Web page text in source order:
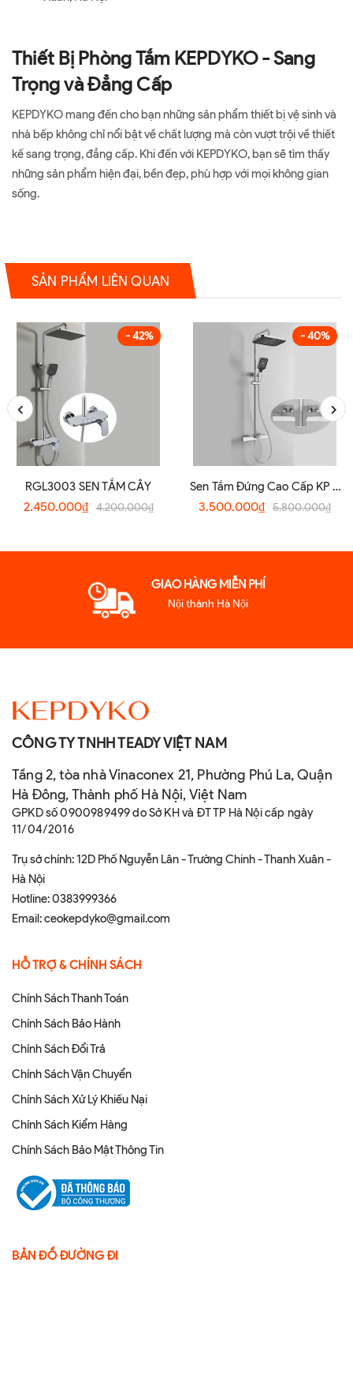
Thiết Bị Phòng Tắm KEPDYKO - Sang
Trọng và Đẳng Cấp
KEPDYKO mang đến cho bạn những sản phẩm thiết bị vệ sinh và
nhà bếp không chỉ nổi bật về chất lượng mà còn vượt trội về thiết
kế sang trọng, đẳng cấp. Khi đến với KEPDYKO, bạn sẽ tìm thấy
những sản phẩm hiện đại, bền đẹp, phù hợp với mọi không gian
sống.
SẢN PHẨM LIÊN QUAN
- 42%
RGL3003 SEN TẮM CÂY
2.450.000₫ 4.200.000₫
- 40%
Sen Tắm Đứng Cao Cấp KP –
8659TM
3.500.000₫ 5.800.000₫
GIAO HÀNG MIỄN PHÍ
Nội thành Hà Nội
CÔNG TY TNHH TEADY VIỆT NAM
Tầng 2, tòa nhà Vinaconex 21, Phường Phú La, Quận
Hà Đông, Thành phố Hà Nội, Việt Nam
GPKD số 0900989499 do Sở KH và ĐT TP Hà Nội cấp ngày
11/04/2016
Trụ sở chính: 12D Phố Nguyễn Lân - Trường Chinh - Thanh Xuân -
Hà Nội
Hotline:0383999366
Email:ceokepdyko@gmail.com
HỖ TRỢ & CHÍNH SÁCH
Chính Sách Thanh Toán
Chính Sách Bảo Hành
Chính Sách Đổi Trả
Chính Sách Vận Chuyển
Chính Sách Xử Lý Khiếu Nại
Chính Sách Kiểm Hàng
Chính Sách Bảo Mật Thông Tin
BẢN ĐỒ ĐƯỜNG ĐI